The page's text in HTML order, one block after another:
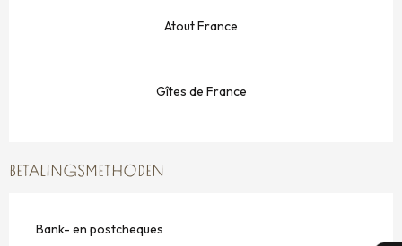
Atout France
Gîtes de France
BETALINGSMETHODEN
Bank- en postcheques